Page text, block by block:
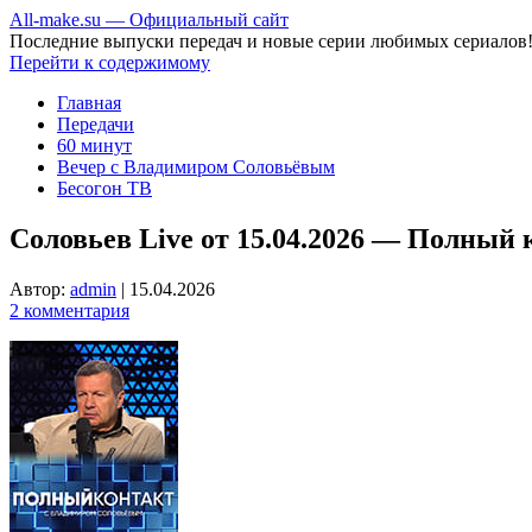
All-make.su — Официальный сайт
Последние выпуски передач и новые серии любимых сериалов!
Перейти к содержимому
Главная
Передачи
60 минут
Вечер с Владимиром Соловьёвым
Бесогон ТВ
Соловьев Live от 15.04.2026 — Полный
Автор: admin | 15.04.2026
2 комментария